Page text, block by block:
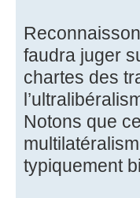
faudra juger
chartes des
Notons que
typiquement